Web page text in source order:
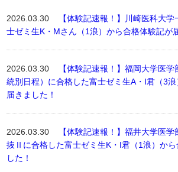
2026.03.30
【体験記速報！】川崎医科大
士ゼミ生K・Mさん（1浪）から合格体験記が
2026.03.30
【体験記速報！】福岡大学医
統別日程）に合格した富士ゼミ生A・I君（3
届きました！
2026.03.30
【体験記速報！】福井大学医
抜Ⅱに合格した富士ゼミ生K・I君（1浪）から
した！